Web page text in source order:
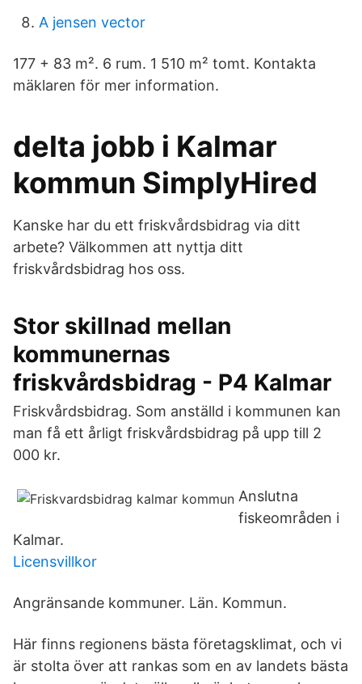
A jensen vector
177 + 83 m². 6 rum. 1 510 m² tomt. Kontakta
mäklaren för mer information.
delta jobb i Kalmar
kommun SimplyHired
Kanske har du ett friskvårdsbidrag via ditt
arbete? Välkommen att nyttja ditt
friskvårdsbidrag hos oss.
Stor skillnad mellan
kommunernas
friskvårdsbidrag - P4 Kalmar
Friskvårdsbidrag. Som anställd i kommunen kan
man få ett årligt friskvårdsbidrag på upp till 2
000 kr.
Anslutna
fiskeområden i
Kalmar.
Licensvillkor
Angränsande kommuner. Län. Kommun.
Här finns regionens bästa företagsklimat, och vi
är stolta över att rankas som en av landets bästa